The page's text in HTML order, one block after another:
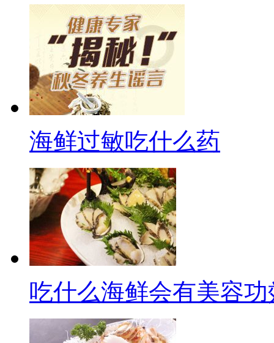
海鲜过敏吃什么药
吃什么海鲜会有美容功